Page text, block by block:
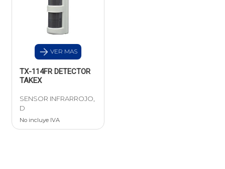
VER MAS
TX-114FR DETECTOR
TAKEX
SENSOR INFRARROJO,
D
No incluye IVA